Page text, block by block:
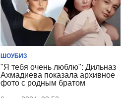
ШОУБИЗ
"Я тебя очень люблю": Дильназ
Ахмадиева показала архивное
фото с родным братом